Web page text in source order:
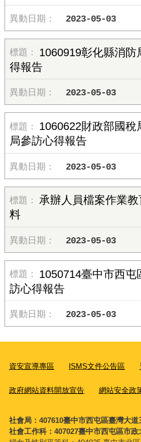
2023-05-03
1060919彰化縣消防
得報告
2023-05-03
1060622財政部國稅
局參訪心得報告
2023-05-03
承辦人員檔案作業
料
2023-05-03
1050714臺中市西屯
訪心得報告
2023-05-03
資安宣導專區 ISMS文件公告區
政府網站資料開放宣告 網站安全政
社會局：407610臺中市西屯區臺灣大
社會工作科：407027臺中市西屯區市政